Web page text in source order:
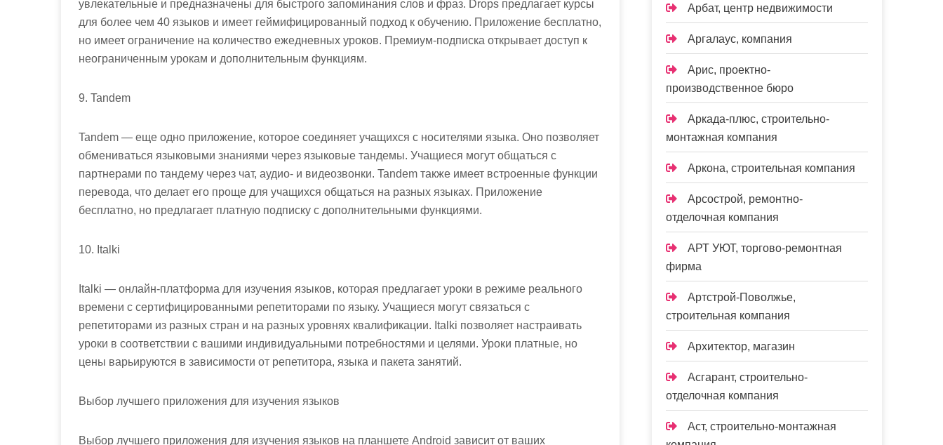
увлекательные и предназначены для быстрого запоминания слов и фраз. Drops предлагает курсы
для более чем 40 языков и имеет геймифицированный подход к обучению. Приложение бесплатно,
но имеет ограничение на количество ежедневных уроков. Премиум-подписка открывает доступ к
неограниченным урокам и дополнительным функциям.
9. Tandem
Tandem — еще одно приложение, которое соединяет учащихся с носителями языка. Оно позволяет
обмениваться языковыми знаниями через языковые тандемы. Учащиеся могут общаться с
партнерами по тандему через чат, аудио- и видеозвонки. Tandem также имеет встроенные функции
перевода, что делает его проще для учащихся общаться на разных языках. Приложение
бесплатно, но предлагает платную подписку с дополнительными функциями.
10. Italki
Italki — онлайн-платформа для изучения языков, которая предлагает уроки в режиме реального
времени с сертифицированными репетиторами по языку. Учащиеся могут связаться с
репетиторами из разных стран и на разных уровнях квалификации. Italki позволяет настраивать
уроки в соответствии с вашими индивидуальными потребностями и целями. Уроки платные, но
цены варьируются в зависимости от репетитора, языка и пакета занятий.
Выбор лучшего приложения для изучения языков
Выбор лучшего приложения для изучения языков на планшете Android зависит от ваших
Арбат, центр недвижимости
Аргалаус, компания
Арис, проектно-
производственное бюро
Аркада-плюс, строительно-
монтажная компания
Аркона, строительная компания
Арсострой, ремонтно-
отделочная компания
АРТ УЮТ, торгово-ремонтная
фирма
Артстрой-Поволжье,
строительная компания
Архитектор, магазин
Асгарант, строительно-
отделочная компания
Аст, строительно-монтажная